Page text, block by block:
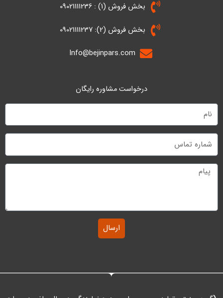
بخش فروش (1) : 09021111236
بخش فروش (2): 09021111237
Info@bejinpars.com
درخواست مشاوره رایگان
نام
شماره
تماس
پیام
ارسال